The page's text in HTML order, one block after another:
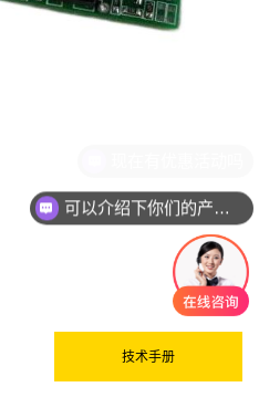
技术手册
可以介绍下你们的产品么